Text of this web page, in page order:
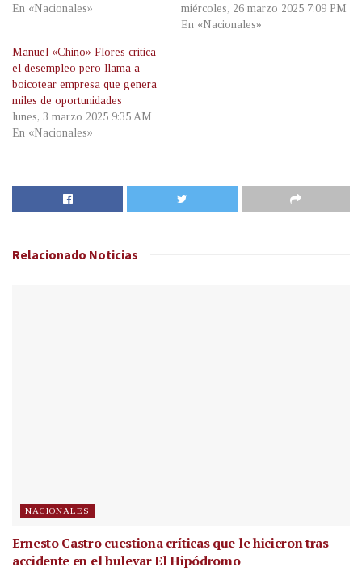
En «Nacionales»
miércoles, 26 marzo 2025 7:09 PM
En «Nacionales»
Manuel «Chino» Flores critica
el desempleo pero llama a
boicotear empresa que genera
miles de oportunidades
lunes, 3 marzo 2025 9:35 AM
En «Nacionales»
Relacionado Noticias
NACIONALES
Ernesto Castro cuestiona críticas que le hicieron tras
accidente en el bulevar El Hipódromo